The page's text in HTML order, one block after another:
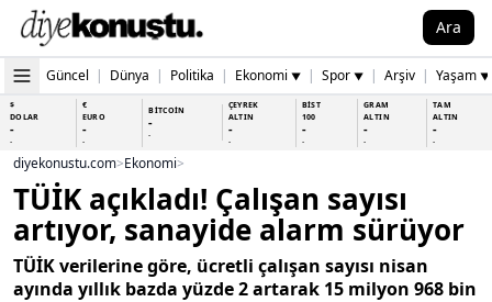
Ara
Güncel | Dünya | Politika | Ekonomi ▼ | Spor ▼ | Arşiv | Yaşam ▼
$
DOLAR
-
-
€
EURO
-
-
BİTCOİN
-
-
ÇEYREK
ALTIN
-
-
BİST
100
-
-
GRAM
ALTIN
-
-
TAM
ALTIN
-
-
diyekonustu.com>Ekonomi>
TÜİK açıkladı! Çalışan sayısı
artıyor, sanayide alarm sürüyor
TÜİK verilerine göre, ücretli çalışan sayısı nisan
ayında yıllık bazda yüzde 2 artarak 15 milyon 968 bin